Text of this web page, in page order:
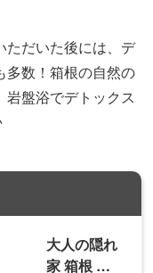
ただいた後には、デ
多数！箱根の自然の
盤浴でデトックス
大人の隠れ
家 箱根 別